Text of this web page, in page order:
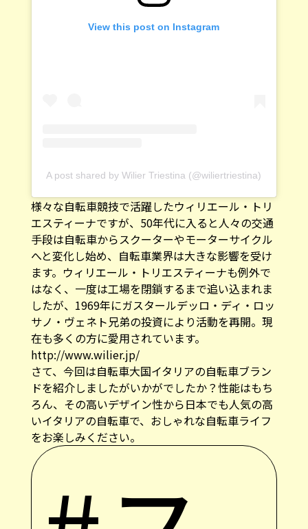
View this post on Instagram
A post shared by Wilier Triestina (@wiliertriestina)
様々な自転車競技で活躍したウィリエール・トリ
エスティーナですが、50年代に入ると人々の交通
手段は自転車からスクーターやモーターサイクル
へと変化し始め、自転車業界は大きな影響を受け
ます。ウィリエール・トリエスティーナも例外で
はなく、一度は工場を閉鎖するまで追い込まれま
したが、1969年にガスタールデッロ・ディ・ロッ
サノ・ヴェネト兄弟の投資により活動を再開。現
在も多くの方に愛用されています。
http://www.wilier.jp/
さて、今回は自転車大国イタリアの自転車ブラン
ドを紹介しましたがいかがでしたか？性能はもち
ろん、その高いデザイン性から日本でも人気の高
いイタリアの自転車で、おしゃれな自転車ライフ
をお楽しみください。